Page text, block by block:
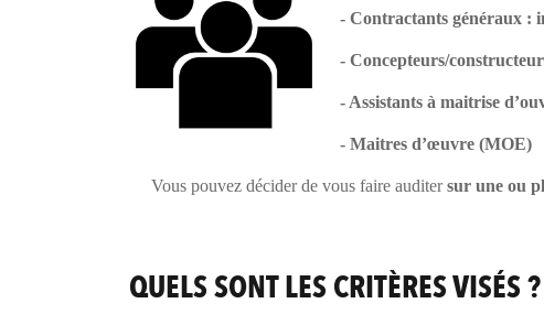
- Contractants généraux :
- Concepteurs/
- Assistants à maitrise
- Maitres d’œuvre (MOE)
Vous pouvez décider de vous faire auditersur une ou
QUELS SONT LES CRITÈRES VISÉS ?